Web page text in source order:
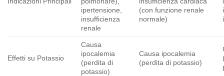
ipertensione,
insufficienza
renale
(con funzione renale
normale)
Effetti su Potassio
Causa
ipocalemia
(perdita di
potassio)
Causa ipocalemia
(perdita di potassio)